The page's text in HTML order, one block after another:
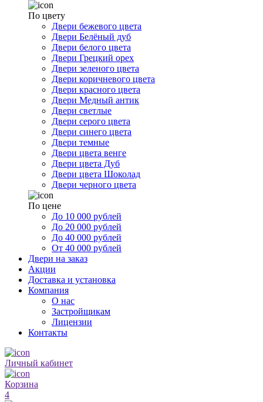
По цвету
Двери бежевого цвета
Двери Белёный дуб
Двери белого цвета
Двери Грецкий орех
Двери зеленого цвета
Двери коричневого цвета
Двери красного цвета
Двери Медный антик
Двери светлые
Двери серого цвета
Двери синего цвета
Двери темные
Двери цвета венге
Двери цвета Дуб
Двери цвета Шоколад
Двери черного цвета
По цене
До 10 000 рублей
До 20 000 рублей
До 40 000 рублей
От 40 000 рублей
Двери на заказ
Акции
Доставка и установка
Компания
О нас
Застройщикам
Лицензии
Контакты
Личный кабинет
Корзина
4